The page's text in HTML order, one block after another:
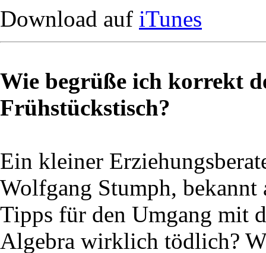
Download auf iTunes
Wie begrüße ich korrekt
Frühstückstisch?
Ein kleiner
Wolfgang Stumph,
Tipps für den Umgang mit
Algebra wirklich tödlich?